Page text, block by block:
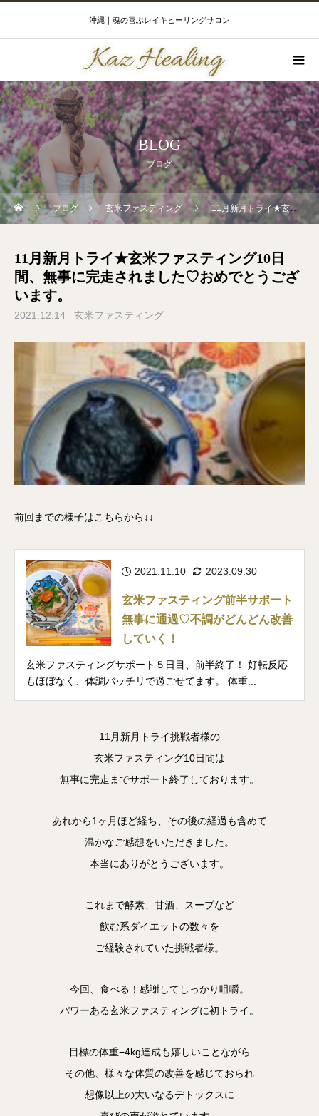
沖縄｜魂の喜ぶレイキヒーリングサロン
BLOG
ブログ
ブログ 玄米ファスティング 11月新月トライ★玄米ファスティング10日間、無事に完走されました♡おめでとうございます。
11月新月トライ★玄米ファスティング10日
間、無事に完走されました♡おめでとうござ
います。
2021.12.14 玄米ファスティング
前回までの様子はこちらから↓↓
2021.11.10 2023.09.30
玄米ファスティング前半サポート
無事に通過♡不調がどんどん改善
していく！
玄米ファスティングサポート５日目、前半終了！ 好転反応
もほぼなく、体調バッチリで過ごせてます。 体重...
11月新月トライ挑戦者様の
玄米ファスティング10日間は
無事に完走までサポート終了しております。
あれから1ヶ月ほど経ち、その後の経過も含めて
温かなご感想をいただきました。
本当にありがとうございます。
これまで酵素、甘酒、スープなど
飲む系ダイエットの数々を
ご経験されていた挑戦者様。
今回、食べる！感謝してしっかり咀嚼。
パワーある玄米ファスティングに初トライ。
目標の体重−4kg達成も嬉しいことながら
その他、様々な体質の改善を感じておられ
想像以上の大いなるデトックスに